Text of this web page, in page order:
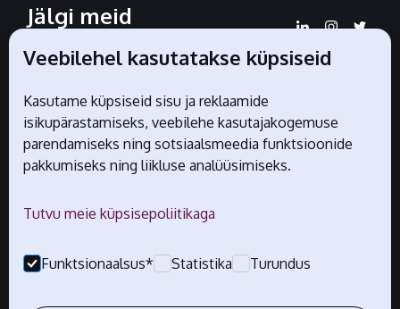
Jälgi meid
sotsiaalmeedias
Liidu ametlikud partnerid
Veebilehel kasutatakse küpsiseid
Kasutame küpsiseid sisu ja reklaamide
isikupärastamiseks, veebilehe kasutajakogemuse
parendamiseks ning sotsiaalsmeedia funktsioonide
pakkumiseks ning liikluse analüüsimiseks.
Tutvu meie küpsisepoliitikaga
Funktsionaalsus* Statistika Turundus